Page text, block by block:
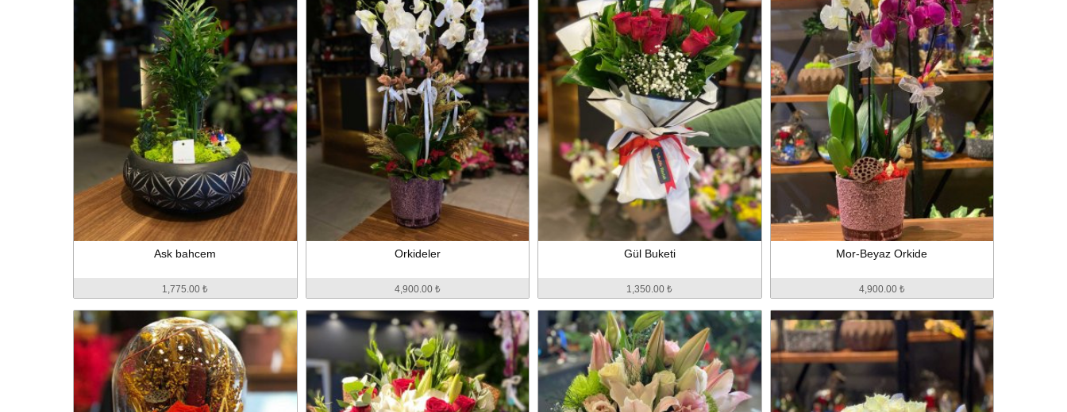
Ask bahcem
1,775.00 ₺
Orkideler
4,900.00 ₺
Gül Buketi
1,350.00 ₺
Mor-Beyaz Orkide
4,900.00 ₺